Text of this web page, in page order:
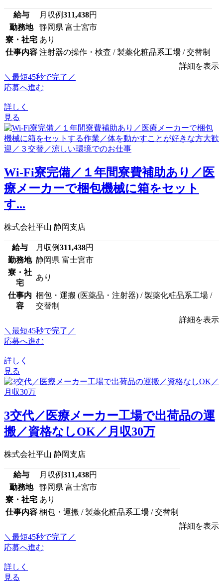
給与 月収例311,438円
勤務地
静岡県 富士宮市
寮・社宅 あり
仕事内容 注射器の操作・検査 / 製薬化粧品系工場 / 交替制
詳細を表示
＼最短45秒で完了／
応募へ進む
詳しく
見る
Wi-Fi寮完備／１年間寮費補助あり／医
療メーカーで梱包機械に箱をセット
す...
株式会社平山 静岡支店
給与 月収例311,438円
勤務地 静岡県 富士宮市
寮・社
宅
あり
仕事内
容
梱包・運搬 (医薬品・注射器) / 製薬化粧品系工場 /
交替制
詳細を表示
＼最短45秒で完了／
応募へ進む
詳しく
見る
3交代／医療メーカー工場で出荷品の運
搬／資格なしOK／月収30万
株式会社平山 静岡支店
給与 月収例311,438円
勤務地
静岡県 富士宮市
寮・社宅 あり
仕事内容 梱包・運搬 / 製薬化粧品系工場 / 交替制
詳細を表示
＼最短45秒で完了／
応募へ進む
詳しく
見る